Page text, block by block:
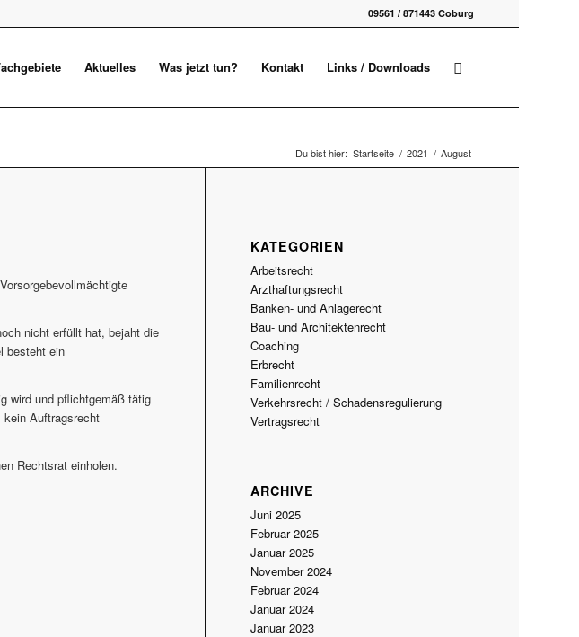
09561 / 871443 Coburg
Aktuelles Was jetzt tun? Kontakt Links / Downloads
Du bist hier: Startseite / 2021 / August
nicht erfüllt hat, bejaht die
besteht ein
wird und pflichtgemäß tätig
kein Auftragsrecht
Rechtsrat einholen.
KATEGORIEN
Arbeitsrecht
Arzthaftungsrecht
Banken- und Anlagerecht
Bau- und Architektenrecht
Coaching
Erbrecht
Familienrecht
Verkehrsrecht / Schadensregulierung
Vertragsrecht
ARCHIVE
Juni 2025
Februar 2025
Januar 2025
November 2024
Februar 2024
Januar 2024
Januar 2023